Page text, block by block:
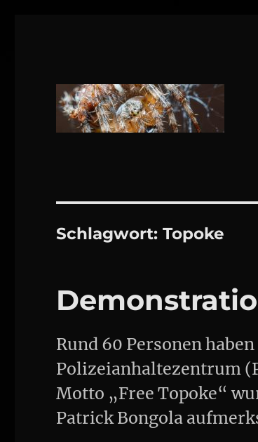
Schlagwort:Topoke
Rund 60 Personen
Polizeianhaltezentrum
Motto „Free Topoke“
Patrick Bongola